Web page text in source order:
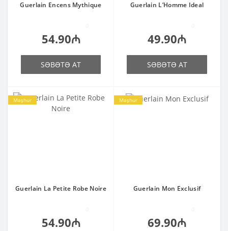
Guerlain Encens Mythique
54.90₼
SƏBƏTƏ AT
Guerlain L’Homme Ideal
49.90₼
SƏBƏTƏ AT
Məşhur
Guerlain La Petite Robe Noire
54.90₼
Məşhur
Guerlain Mon Exclusif
69.90₼